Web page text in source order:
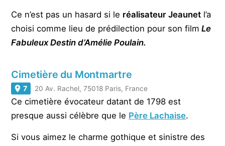
Ce n’est pas un hasard si le réalisateur Jeaunet l’a
choisi comme lieu de prédilection pour son film Le
Fabuleux Destin d’Amélie Poulain.
Cimetière du Montmartre
7 20 Av. Rachel, 75018 Paris, France
Ce cimetière évocateur datant de 1798 est
presque aussi célèbre que le Père Lachaise.
Si vous aimez le charme gothique et sinistre des